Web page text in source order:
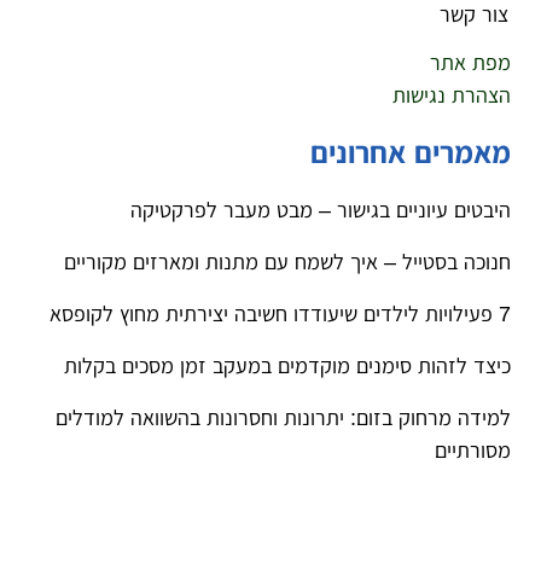
צור קשר
מפת אתר
הצהרת נגישות
מאמרים אחרונים
היבטים עיוניים בגישור – מבט מעבר לפרקטיקה
חנוכה בסטייל – איך לשמח עם מתנות ומארזים מקוריים
7 פעילויות לילדים שיעודדו חשיבה יצירתית מחוץ לקופסא
כיצד לזהות סימנים מוקדמים במעקב זמן מסכים בקלות
למידה מרחוק בזום: יתרונות וחסרונות בהשוואה למודלים
מסורתיים